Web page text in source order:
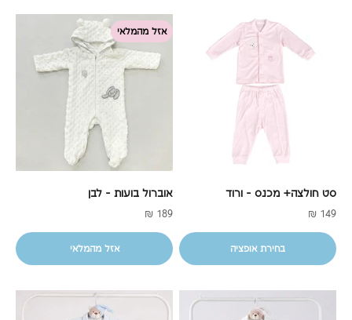
סט חולצה+ מכנס - ורוד
מחיר מבצע
149 ₪
בחירת אופציה
אזל מהמלאי
אוברול בועות - לבן
מחיר מבצע
189 ₪
אזל מהמלאי